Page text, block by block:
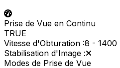
Prise de Vue en Continu
TRUE
Vitesse d'Obturation :8 - 1400
Stabilisation d'Image :
Modes de Prise de Vue